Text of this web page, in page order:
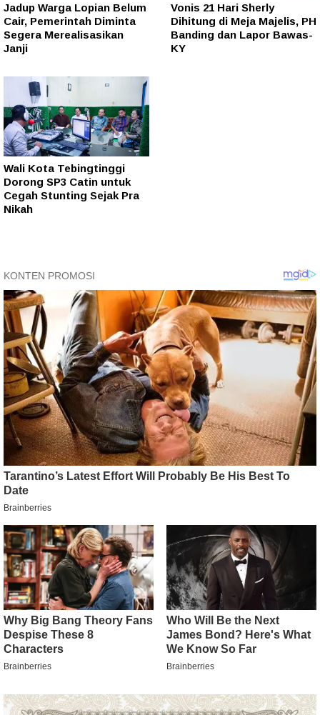
Jadup Warga Lopian Belum
Cair, Pemerintah Diminta
Segera Merealisasikan
Janji
Vonis 21 Hari Sherly
Dihitung di Meja Majelis, PH
Banding dan Lapor Bawas-
KY
Wali Kota Tebingtinggi
Dorong SP3 Catin untuk
Cegah Stunting Sejak Pra
Nikah